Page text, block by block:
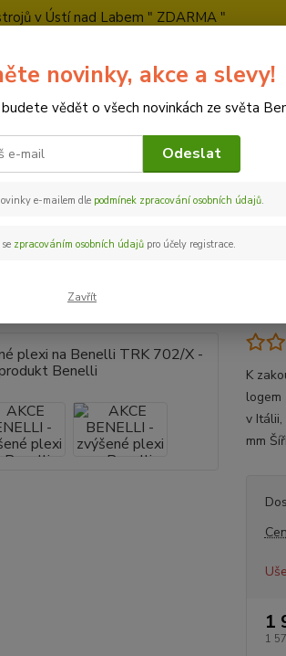
v Ústí nad Labem " ZDARMA "
Hledat
K
v
mm
1
1
novinky, akce a slevy!
vědět o všech novinkách ze světa
Odeslat
e-mailem dle podmínek zpracování osobních údajů.
zpracováním osobních údajůpro účely registrace.
Zavřít